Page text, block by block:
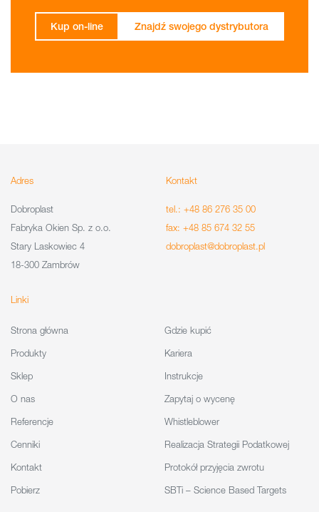
Kup on-line Znajdź swojego dystrybutora
Adres
Dobroplast
Fabryka Okien Sp. z o.o.
Stary Laskowiec 4
18-300 Zambrów
Kontakt
tel.: +48 86 276 35 00
fax: +48 85 674 32 55
dobroplast@dobroplast.pl
Linki
Strona główna
Produkty
Sklep
O nas
Referencje
Cenniki
Kontakt
Pobierz
Gdzie kupić
Kariera
Instrukcje
Zapytaj o wycenę
Whistleblower
Realizacja Strategii Podatkowej
Protokół przyjęcia zwrotu
SBTi – Science Based Targets